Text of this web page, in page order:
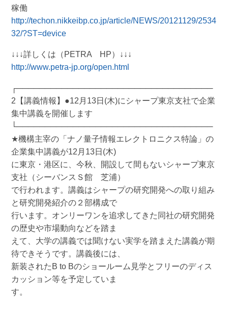
稼働
http://techon.nikkeibp.co.jp/article/NEWS/20121129/2534
32/?ST=device
↓↓↓詳しくは（PETRA HP）↓↓↓
http://www.petra-jp.org/open.html
┌───────────────────────────────────
2【講義情報】●12月13日(木)にシャープ東京支社で企業
集中講義を開催します
└───────────────────────────────────
★機構主宰の「ナノ量子情報エレクトロニクス特論」の
企業集中講義が12月13日(木)
に東京・港区に、今秋、開設して間もないシャープ東京
支社（シーバンスＳ館 芝浦）
で行われます。講義はシャープの研究開発への取り組み
と研究開発紹介の２部構成で
行います。オンリーワンを追求してきた同社の研究開発
の歴史や市場動向などを踏ま
えて、大学の講義では聞けない実学を踏まえた講義が期
待できそうです。講義後には、
新装されたB to Bのショールーム見学とフリーのディス
カッション等を予定していま
す。